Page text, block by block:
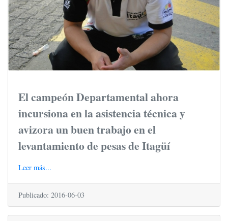
El campeón Departamental ahora
incursiona en la asistencia técnica y
avizora un buen trabajo en el
levantamiento de pesas de Itagüí
Leer más...
Publicado: 2016-06-03